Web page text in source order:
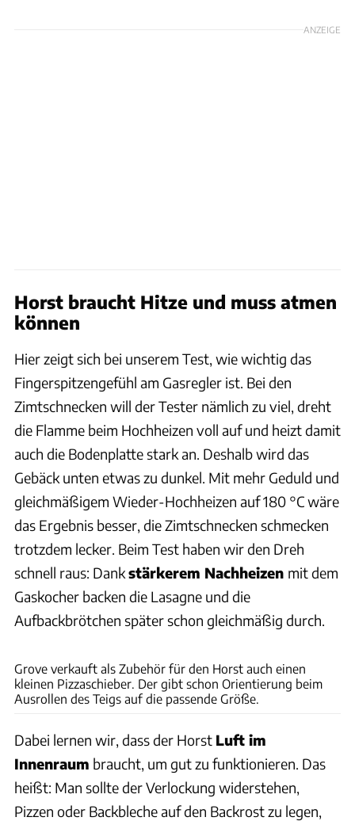
ANZEIGE
Horst braucht Hitze und muss atmen
können
Hier zeigt sich bei unserem Test, wie wichtig das
Fingerspitzengefühl am Gasregler ist. Bei den
Zimtschnecken will der Tester nämlich zu viel, dreht
die Flamme beim Hochheizen voll auf und heizt damit
auch die Bodenplatte stark an. Deshalb wird das
Gebäck unten etwas zu dunkel. Mit mehr Geduld und
gleichmäßigem Wieder-Hochheizen auf 180 °C wäre
das Ergebnis besser, die Zimtschnecken schmecken
trotzdem lecker. Beim Test haben wir den Dreh
schnell raus: Dankstärkerem Nachheizen mit dem
Gaskocher backen die Lasagne und die
Aufbackbrötchen später schon gleichmäßig durch.
Grove verkauft als Zubehör für den Horst auch einen
kleinen Pizzaschieber. Der gibt schon Orientierung beim
Ausrollen des Teigs auf die passende Größe.
Dabei lernen wir, dass der Horst Luft im
Innenraum braucht, um gut zu funktionieren. Das
heißt: Man sollte der Verlockung widerstehen,
Pizzen oder Backbleche auf den Backrost zu legen,